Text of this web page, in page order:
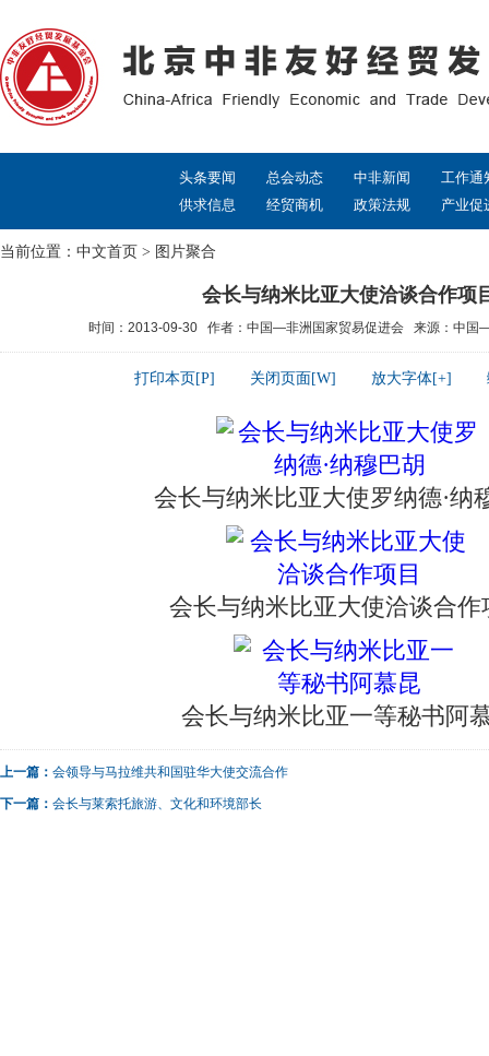
头条要闻 总会动态 中非新闻
工作通
供求信息
经贸商机 政策法规 产业促
当前位置： 中文首页 > 图片聚合
会长与纳米比亚大使洽谈合作项
时间：2013-09-30 作者：中国—非洲国家贸易促进会 来源：中国
打印本页[P] 关闭页面[W] 放大字体[+]
会长与纳米比亚大使罗纳德·纳
会长与纳米比亚大使洽谈合作
会长与纳米比亚一等秘书阿
上一篇： 会领导与马拉维共和国驻华大使交流合作
下一篇： 会长与莱索托旅游、文化和环境部长